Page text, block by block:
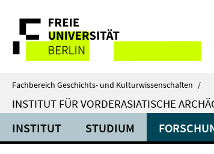
direkt
Inhalt
Service-
Navigation
Fachbereich Geschichts- und Kulturwissenschaften /
INSTITUT FÜR VORDERASIATISCHE
INSTITUT STUDIUM